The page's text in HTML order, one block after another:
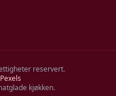
reservert.
Pexels
kjøkken.